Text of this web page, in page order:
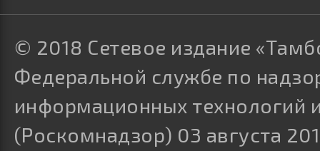
© 2018 Сетевое издание
Федеральной службе по
информационных технологий
(Роскомнадзор) 03 августа